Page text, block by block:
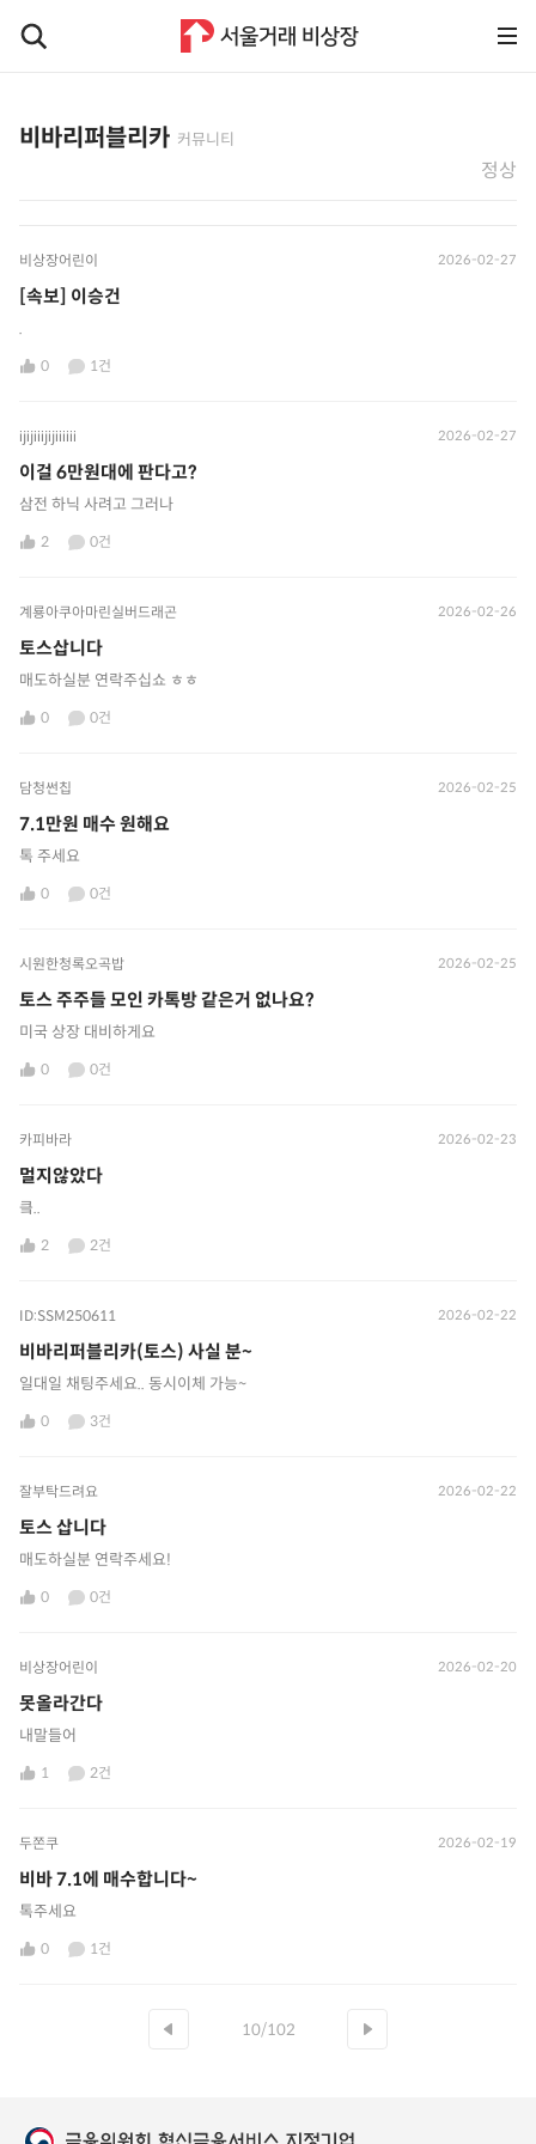
비바리퍼블리카 커뮤니티
정상
비상장어린이 2026-02-27
[속보] 이승건
.
0 1건
ijijiiijijiiiiii 2026-02-27
이걸 6만원대에 판다고?
삼전 하닉 사려고 그러나
2 0건
계룡아쿠아마린실버드래곤 2026-02-26
토스삽니다
매도하실분 연락주십쇼 ㅎㅎ
0 0건
담청썬칩 2026-02-25
7.1만원 매수 원해요
톡 주세요
0 0건
시원한청록오곡밥 2026-02-25
토스 주주들 모인 카톡방 같은거 없나요?
미국 상장 대비하게요
0 0건
카피바라 2026-02-23
멀지않았다
킄..
2 2건
ID:SSM250611 2026-02-22
비바리퍼블리카(토스) 사실 분~
일대일 채팅주세요.. 동시이체 가능~
0 3건
잘부탁드려요 2026-02-22
토스 삽니다
매도하실분 연락주세요!
0 0건
비상장어린이 2026-02-20
못올라간다
내말들어
1 2건
두쫀쿠 2026-02-19
비바 7.1에 매수합니다~
톡주세요
0 1건
10/102